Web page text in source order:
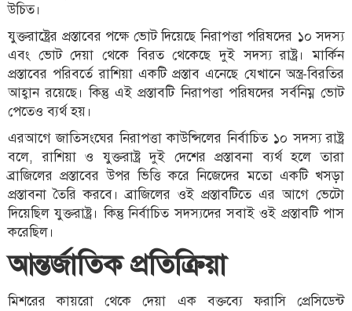
উচিত।
যুক্তরাষ্ট্রের প্রস্তাবের পক্ষে ভোট দিয়েছে নিরাপত্তা পরিষদের ১০ সদস্য
এবং ভোট দেয়া থেকে বিরত থেকেছে দুই সদস্য রাষ্ট্র। মার্কিন
প্রস্তাবের পরিবর্তে রাশিয়া একটি প্রস্তাব এনেছে যেখানে অস্ত্র-বিরতির
আহ্বান রয়েছে। কিন্তু এই প্রস্তাবটি নিরাপত্তা পরিষদের সর্বনিম্ন ভোট
পেতেও ব্যর্থ হয়।
এরআগে জাতিসংঘের নিরাপত্তা কাউন্সিলের নির্বাচিত ১০ সদস্য রাষ্ট্র
বলে, রাশিয়া ও যুক্তরাষ্ট্র দুই দেশের প্রস্তাবনা ব্যর্থ হলে তারা
ব্রাজিলের প্রস্তাবের উপর ভিত্তি করে নিজেদের মতো একটি খসড়া
প্রস্তাবনা তৈরি করবে। ব্রাজিলের ওই প্রস্তাবটিতে এর আগে ভেটো
দিয়েছিল যুক্তরাষ্ট্র। কিন্তু নির্বাচিত সদস্যদের সবাই ওই প্রস্তাবটি পাস
করেছিল।
আন্তর্জাতিক প্রতিক্রিয়া
মিশরের কায়রো থেকে দেয়া এক বক্তব্যে ফরাসি প্রেসিডেন্ট